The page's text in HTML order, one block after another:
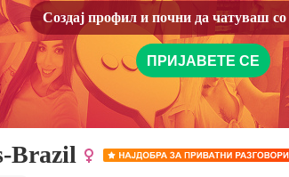
Создај профил и почни да чатуваш со
ПРИЈАВЕТЕ СЕ
Brazil